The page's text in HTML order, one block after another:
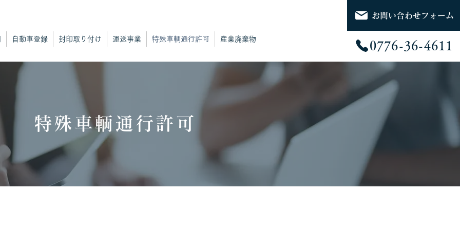
自動車登録 封印取り付け 運送事業 特殊車輌通行許可 産業廃棄物
お問い合わせフォーム
0776-36-4611
特殊車輌通行許可